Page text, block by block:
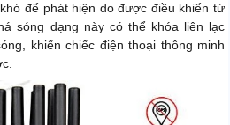
để phát hiện do được điều khiển từ
sóng dạng này có thể khóa liên lạc
khiến chiếc điện thoại thông minh